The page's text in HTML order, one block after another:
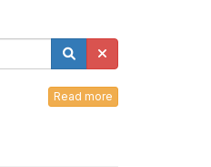
Read more